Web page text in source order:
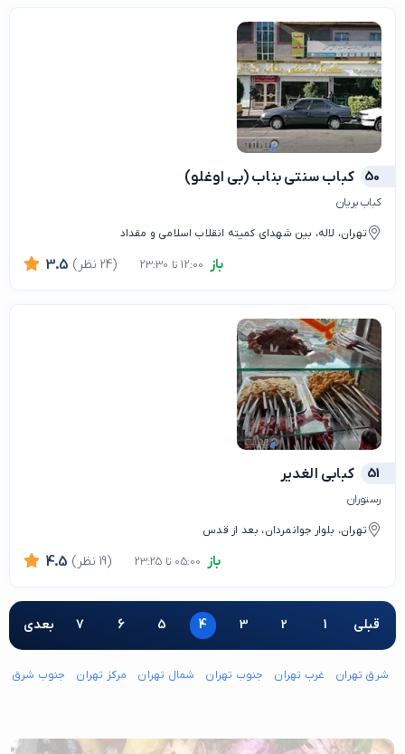
50 کباب سنتی بناب (بی اوغلو)
کباب بریان
تهران، لاله، بین شهدای کمیته انقلاب اسلامی و مقداد
باز 3.5 (24 نظر)
51 کبابی الغدیر
رستوران
تهران، بلوار جوانمردان، بعد از قدس
باز 4.5 (19 نظر)
قبلی 1
2
3
4
5
6
7 بعدی
شرق تهران غرب تهران جنوب تهران شمال تهران مرکز تهران جنوب شرق